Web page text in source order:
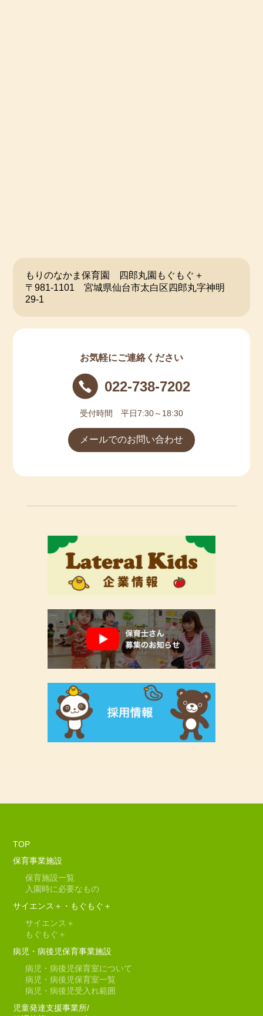
もりのなかま保育園 四郎丸園もぐもぐ＋
〒981-1101 宮城県仙台市太白区四郎丸字神明
29-1
お気軽にご連絡ください
022-738-7202
受付時間 平日7:30～18:30
メールでのお問い合わせ
TOP
保育事業施設
保育施設一覧
入園時に必要なもの
サイエンス＋・もぐもぐ＋
サイエンス＋
もぐもぐ＋
病児・病後児保育事業施設
病児・病後児保育室について
病児・病後児保育室一覧
病児・病後児受入れ範囲
児童発達支援事業所/